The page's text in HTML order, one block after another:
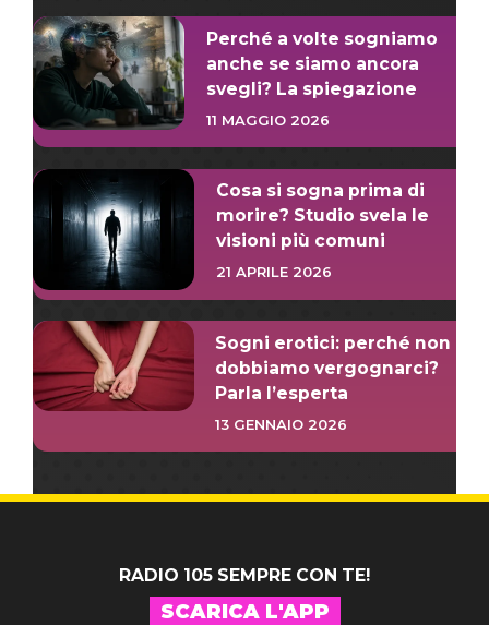
Perché a volte sogniamo
anche se siamo ancora
svegli? La spiegazione
11 MAGGIO 2026
Cosa si sogna prima di
morire? Studio svela le
visioni più comuni
21 APRILE 2026
Sogni erotici: perché non
dobbiamo vergognarci?
Parla l’esperta
13 GENNAIO 2026
RADIO 105 SEMPRE CON TE!
SCARICA L'APP